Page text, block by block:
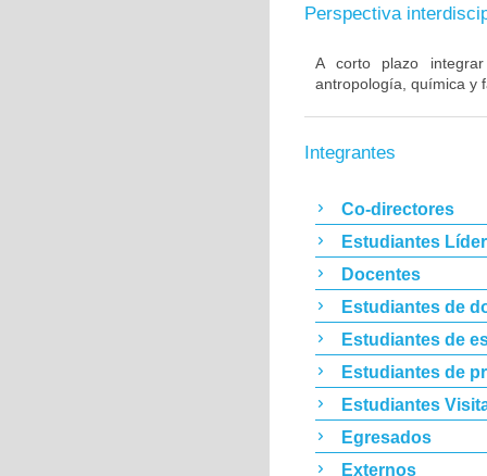
Perspectiva
A corto plazo
antropología, química y
Integrantes
Co-directores
Estudiantes
Docentes
Estudiantes de
Estudiantes de
Estudiantes de
Estudiantes
Egresados
Externos